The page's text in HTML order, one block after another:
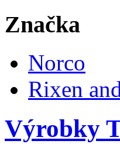
Značka
Norco
Rixen
Výrobky